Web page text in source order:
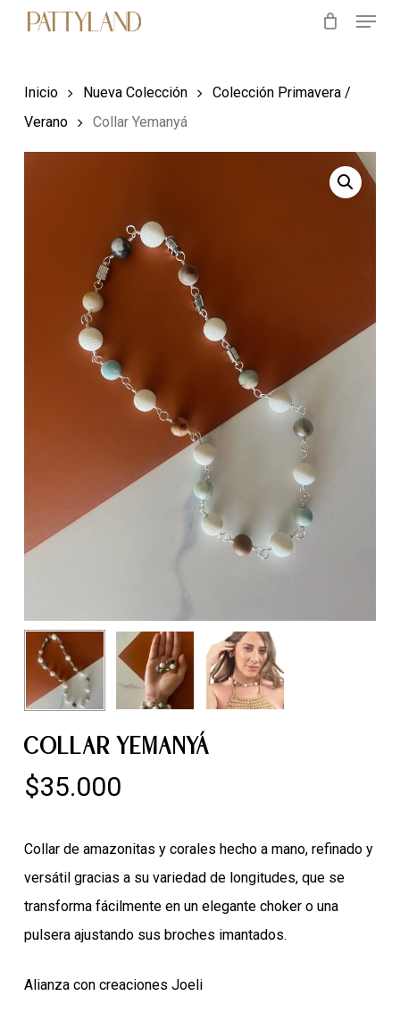
content
Menu
Inicio Nueva Colección
Colección Primavera /
Verano
Collar Yemanyá
COLLAR YEMANYÁ
$35.000
Collar de amazonitas y corales hecho a mano, refinado y
versátil gracias a su variedad de longitudes, que se
transforma fácilmente en un elegante choker o una
pulsera ajustando sus broches imantados.
Alianza con creaciones Joeli